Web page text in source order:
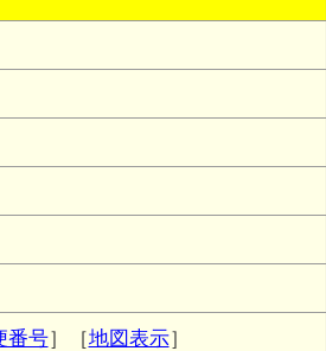
番号］［地図表示］